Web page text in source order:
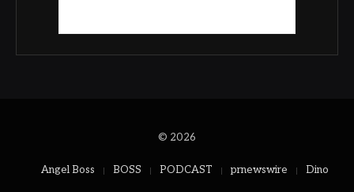
© 2026
Angel Boss BOSS PODCAST prnewswire Dino